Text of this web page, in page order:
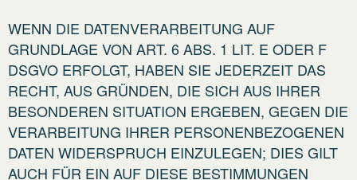
WENN DIE DATENVERARBEITUNG AUF
GRUNDLAGE VON ART. 6 ABS. 1 LIT. E ODER F
DSGVO ERFOLGT, HABEN SIE JEDERZEIT DAS
RECHT, AUS GRÜNDEN, DIE SICH AUS IHRER
BESONDEREN SITUATION ERGEBEN, GEGEN DIE
VERARBEITUNG IHRER PERSONENBEZOGENEN
DATEN WIDERSPRUCH EINZULEGEN; DIES GILT
AUCH FÜR EIN AUF DIESE BESTIMMUNGEN